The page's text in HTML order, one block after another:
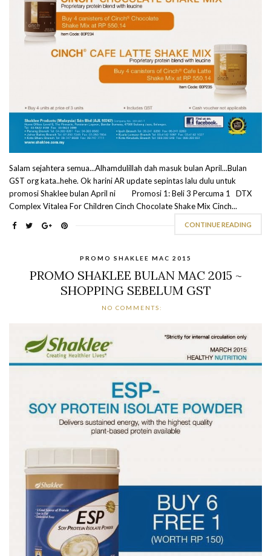
Salam sejahtera semua...Alhamdulillah dah masuk bulan April...Bulan
GST org kata..hehe. Ok harini AR update sepintas lalu dulu untuk
promosi Shaklee bulan April ni Promosi 1: Beli 3 Percuma 1 DTX
Complex Vitalea For Children Cinch Chocolate Shake Mix Cinch...
CONTINUE READING
PROMO SHAKLEE MAC 2015
PROMO SHAKLEE BULAN MAC 2015 ~
SHOPPING SEBELUM GST
NO COMMENTS: